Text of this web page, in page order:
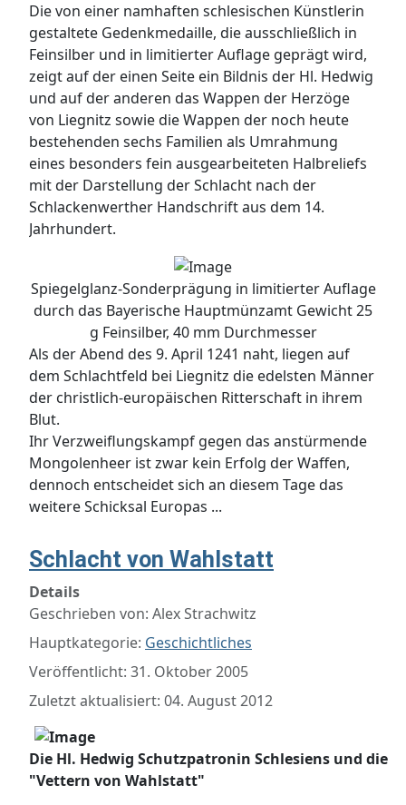
Die von einer namhaften schlesischen Künstlerin
gestaltete Gedenkmedaille, die ausschließlich in
Feinsilber und in limitierter Auflage geprägt wird,
zeigt auf der einen Seite ein Bildnis der Hl. Hedwig
und auf der anderen das Wappen der Herzöge
von Liegnitz sowie die Wappen der noch heute
bestehenden sechs Familien als Umrahmung
eines besonders fein ausgearbeiteten Halbreliefs
mit der Darstellung der Schlacht nach der
Schlackenwerther Handschrift aus dem 14.
Jahrhundert.
Spiegelglanz-Sonderprägung in limitierter Auflage
durch das Bayerische Hauptmünzamt Gewicht 25
g Feinsilber, 40 mm Durchmesser
Als der Abend des 9. April 1241 naht, liegen auf
dem Schlachtfeld bei Liegnitz die edelsten Männer
der christlich-europäischen Ritterschaft in ihrem
Blut.
Ihr Verzweiflungskampf gegen das anstürmende
Mongolenheer ist zwar kein Erfolg der Waffen,
dennoch entscheidet sich an diesem Tage das
weitere Schicksal Europas ...
Schlacht von Wahlstatt
Details
Geschrieben von: Alex Strachwitz
Hauptkategorie: Geschichtliches
Veröffentlicht: 31. Oktober 2005
Zuletzt aktualisiert: 04. August 2012
Die Hl. Hedwig Schutzpatronin Schlesiens und die
"Vettern von Wahlstatt"